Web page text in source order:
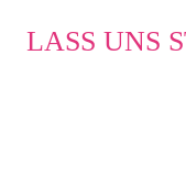
LASS UNS